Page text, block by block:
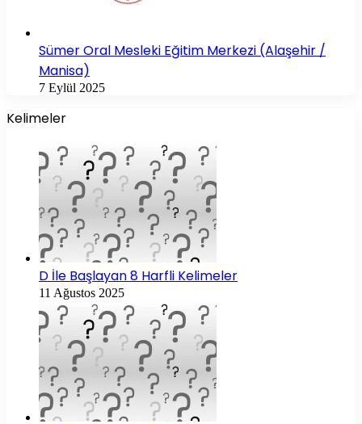
Sümer Oral Mesleki Eğitim Merkezi (Alaşehir /
Manisa)
7 Eylül 2025
Kelimeler
D İle Başlayan 8 Harfli Kelimeler
11 Ağustos 2025